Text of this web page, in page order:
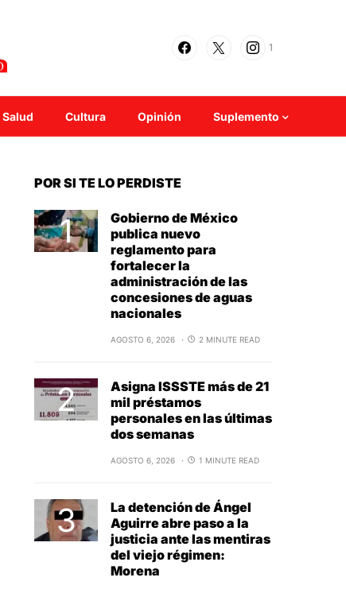
1
Salud Cultura Opinión Suplemento
POR SI TE LO PERDISTE
Gobierno de México
publica nuevo
reglamento para
fortalecer la
administración de las
concesiones de aguas
nacionales
AGOSTO 6, 2026 2 MINUTE READ
Asigna ISSSTE más de 21
mil préstamos
personales en las últimas
dos semanas
AGOSTO 6, 2026 1 MINUTE READ
La detención de Ángel
Aguirre abre paso a la
justicia ante las mentiras
del viejo régimen:
Morena